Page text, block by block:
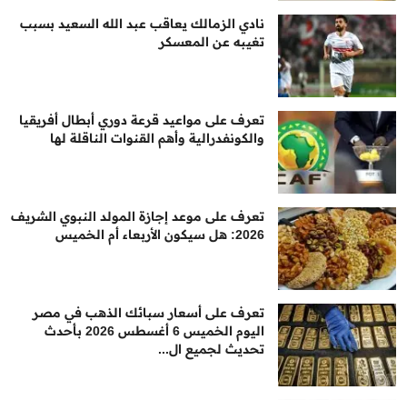
نادي الزمالك يعاقب عبد الله السعيد بسبب
تغيبه عن المعسكر
تعرف على مواعيد قرعة دوري أبطال أفريقيا
والكونفدرالية وأهم القنوات الناقلة لها
تعرف على موعد إجازة المولد النبوي الشريف
2026: هل سيكون الأربعاء أم الخميس
تعرف على أسعار سبائك الذهب في مصر
اليوم الخميس 6 أغسطس 2026 بأحدث
تحديث لجميع ال...